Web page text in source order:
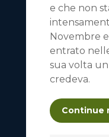
e che non
Novembre
entrato
sua volta
credeva.
Continue